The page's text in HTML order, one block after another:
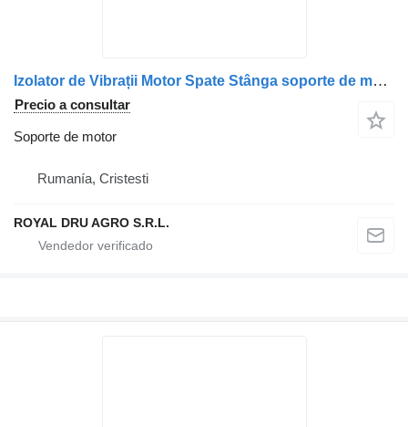
Izolator de Vibrații Motor Spate Stânga soporte de motor para MAN – Coduri 81962100598, 81962100582, 810962100583, 8196210-0598, 8196210-0582, 8196210-0583 camión
Precio a consultar
Soporte de motor
Rumanía, Cristesti
ROYAL DRU AGRO S.R.L.